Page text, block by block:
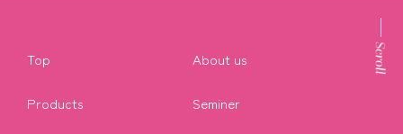
Top About us
Products Seminer